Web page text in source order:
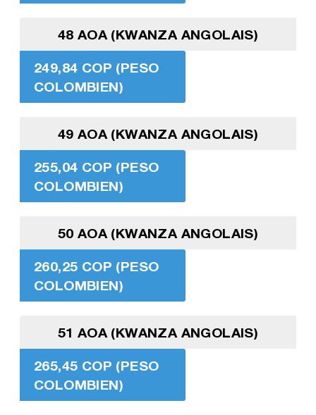
48 AOA (KWANZA ANGOLAIS)
249,84 COP (PESO
COLOMBIEN)
49 AOA (KWANZA ANGOLAIS)
255,04 COP (PESO
COLOMBIEN)
50 AOA (KWANZA ANGOLAIS)
260,25 COP (PESO
COLOMBIEN)
51 AOA (KWANZA ANGOLAIS)
265,45 COP (PESO
COLOMBIEN)